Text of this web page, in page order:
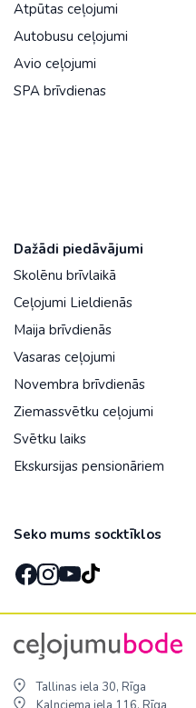
Atpūtas ceļojumi
Autobusu ceļojumi
Avio ceļojumi
SPA brīvdienas
Dažādi piedāvājumi
Skolēnu brīvlaikā
Ceļojumi Lieldienās
Maija brīvdienās
Vasaras ceļojumi
Novembra brīvdienās
Ziemassvētku ceļojumi
Svētku laiks
Ekskursijas pensionāriem
Seko mums socktīklos
Tallinas iela 30, Rīga